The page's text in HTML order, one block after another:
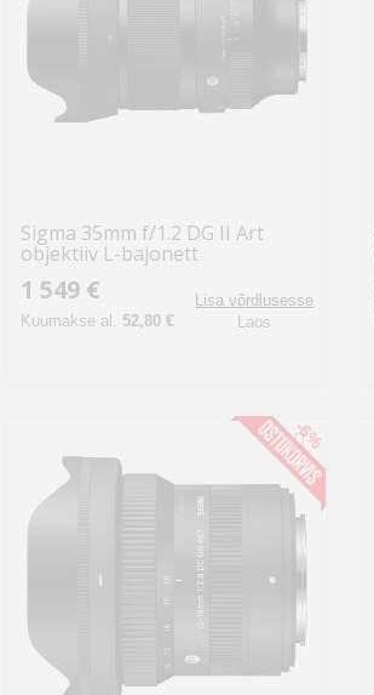
Sigma 35mm f/1.2 DG II Art
objektiiv L-bajonett
1 549 €
Kuumakse al. 52,80 €
Lisa võrdlusesse
Laos
-6%